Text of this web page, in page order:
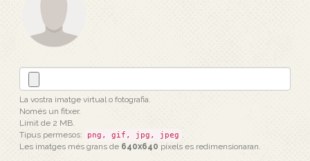
La vostra imatge virtual o fotografia.
Només un fitxer.
Límit de 2 MB.
Tipus permesos:
png, gif, jpg, jpeg .
Les imatges més grans de 640x640 píxels es redimensionaran.